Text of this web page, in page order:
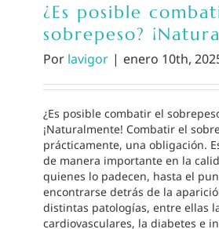
¿Es posible
sobrepeso?
Por lavigor | enero 10th,
¿Es posible combatir el
¡Naturalmente! Combatir el
prácticamente, una obligación.
de manera importante en la
quienes lo padecen, hasta el
encontrarse detrás de la
distintas patologías, entre ellas
cardiovasculares, la diabetes e